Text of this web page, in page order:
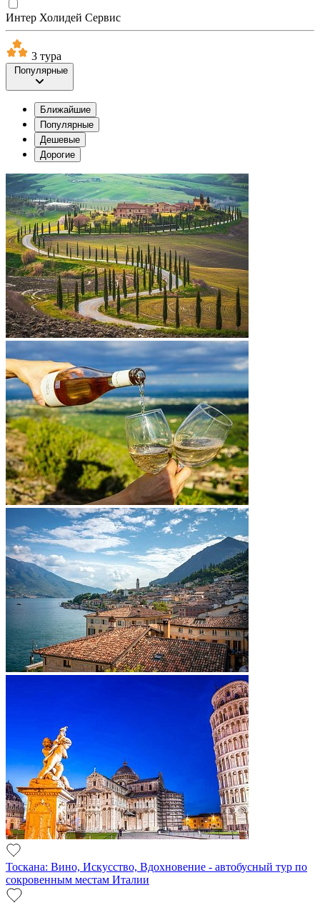
Интер Холидей Сервис
3 тура
Популярные
Ближайшие
Популярные
Дешевые
Дорогие
Тоскана: Вино, Искусство, Вдохновение - автобусный тур по
сокровенным местам Италии